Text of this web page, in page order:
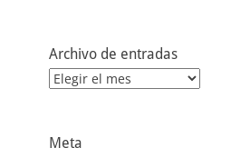
Archivo de entradas
Archivo
Meta